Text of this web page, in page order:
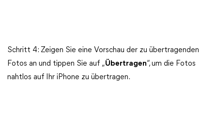
Schritt 4: Zeigen Sie eine Vorschau der zu übertragenden
Fotos an und tippen Sie auf „Übertragen“, um die Fotos
nahtlos auf Ihr iPhone zu übertragen.